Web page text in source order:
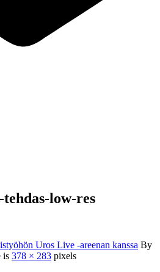
low-res
Uros Live -areenan kanssa By
is 378 × 283 pixels